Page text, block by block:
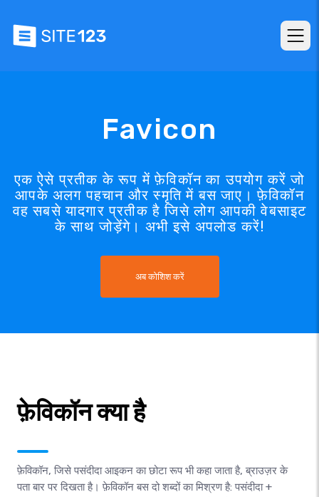
Favicon
एक ऐसे प्रतीक के रूप में फ़ेविकॉन का उपयोग करें जो
आपके अलग पहचान और स्मृति में बस जाए। फ़ेविकॉन
वह सबसे यादगार प्रतीक है जिसे लोग आपकी वेबसाइट
के साथ जोड़ेंगे। अभी इसे अपलोड करें!
अब कोशिश करें
फ़ेविकॉन क्या है
फ़ेविकॉन, जिसे पसंदीदा आइकन का छोटा रूप भी कहा जाता है, ब्राउज़र के
पता बार पर दिखता है। फ़ेविकॉन बस दो शब्दों का मिश्रण है: पसंदीदा +